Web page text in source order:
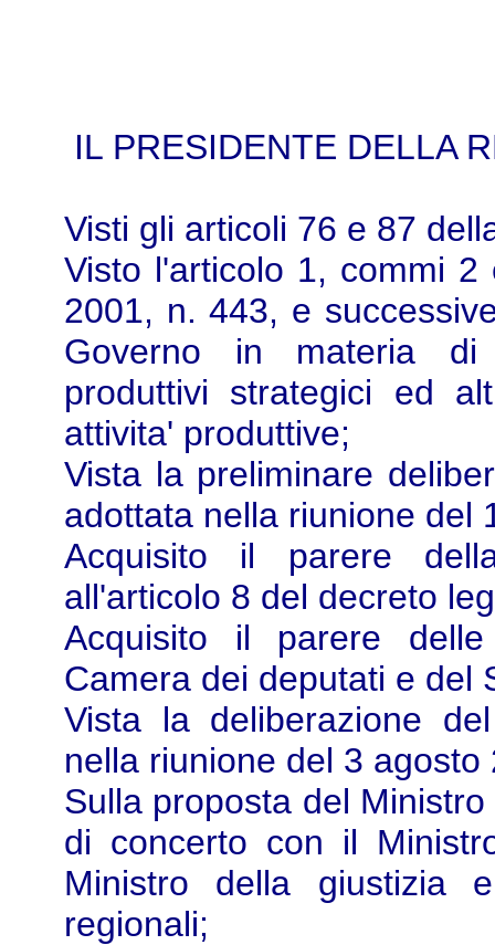
IL PRESIDENTE DELLA
Visti gli articoli 76 e 87
Visto l'articolo 1, commi
2001, n. 443, e
Governo in materia di
produttivi strategici ed
attivita' produttive;
Vista la preliminare
adottata nella riunione del
Acquisito il parere
all'articolo 8 del decreto
Acquisito il parere delle
Camera dei deputati e del
Vista la deliberazione
nella riunione del 3 agosto
Sulla proposta del
di concerto con il
Ministro della
regionali;